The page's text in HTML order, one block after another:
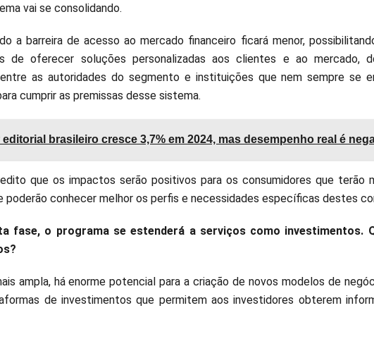
vai se consolidando.
a barreira de acesso ao mercado financeiro ficará menor,
de oferecer soluções personalizadas aos clientes e ao
as autoridades do segmento e instituições que nem sempre se
cumprir as premissas desse sistema.
editorial brasileiro cresce 3,7% em 2024, mas desempenho real é
que os impactos serão positivos para os consumidores que terão
poderão conhecer melhor os perfis e necessidades específicas destes
fase, o programa se estenderá a serviços como investimentos.
ampla, há enorme potencial para a criação de novos modelos de
de investimentos que permitem aos investidores obterem